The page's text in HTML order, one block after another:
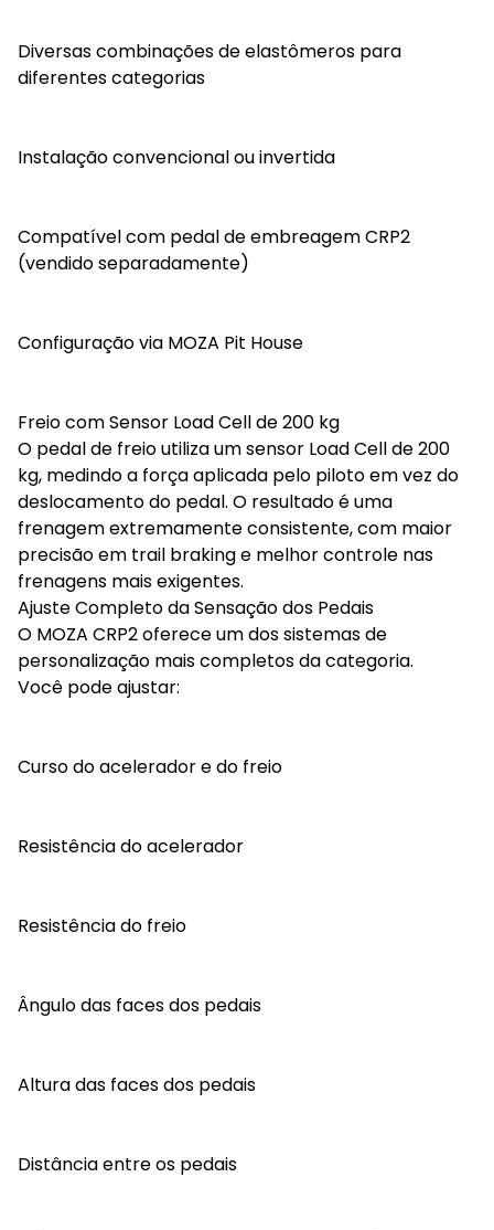
Diversas combinações de elastômeros para
diferentes categorias
Instalação convencional ou invertida
Compatível com pedal de embreagem CRP2
(vendido separadamente)
Configuração via MOZA Pit House
Freio com Sensor Load Cell de 200 kg
O pedal de freio utiliza um sensor Load Cell de 200
kg, medindo a força aplicada pelo piloto em vez do
deslocamento do pedal. O resultado é uma
frenagem extremamente consistente, com maior
precisão em trail braking e melhor controle nas
frenagens mais exigentes.
Ajuste Completo da Sensação dos Pedais
O MOZA CRP2 oferece um dos sistemas de
personalização mais completos da categoria.
Você pode ajustar:
Curso do acelerador e do freio
Resistência do acelerador
Resistência do freio
Ângulo das faces dos pedais
Altura das faces dos pedais
Distância entre os pedais